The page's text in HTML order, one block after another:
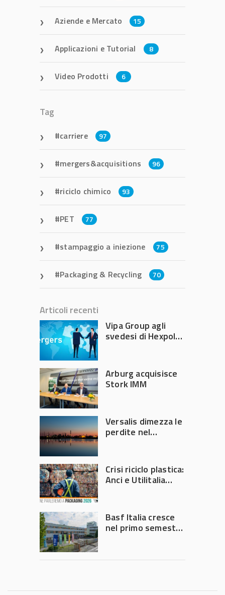
Aziende e Mercato 15
Applicazioni e Tutorial 8
Video Prodotti 6
Tag
carriere 97
mergers&acquisitions 96
riciclo chimico 93
PET 77
stampaggio a iniezione 75
Packaging & Recycling 70
Articoli recenti
Vipa Group agli
svedesi di Hexpol
Arburg acquisisce
Stork IMM
Versalis dimezza le
perdite nel
Crisi riciclo plastica:
Anci e Utilitalia
Governo
Basf Italia cresce
nel primo semestre